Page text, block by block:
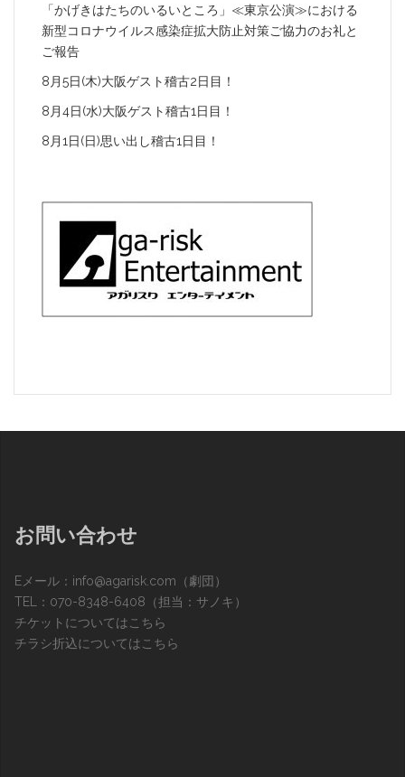
「かげきはたちのいるいところ」≪東京公演≫における
新型コロナウイルス感染症拡大防止対策ご協力のお礼と
ご報告
8月5日(木)大阪ゲスト稽古2日目！
8月4日(水)大阪ゲスト稽古1日目！
8月1日(日)思い出し稽古1日目！
お問い合わせ
Eメール： info@agarisk.com （劇団）
TEL：070-8348-6408（担当：サノキ）
チケットについてはこちら
チラシ折込についてはこちら